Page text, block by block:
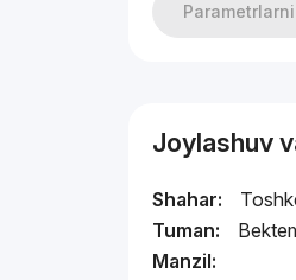
Joylashuv
Shahar:
Tuman:
Manzil: